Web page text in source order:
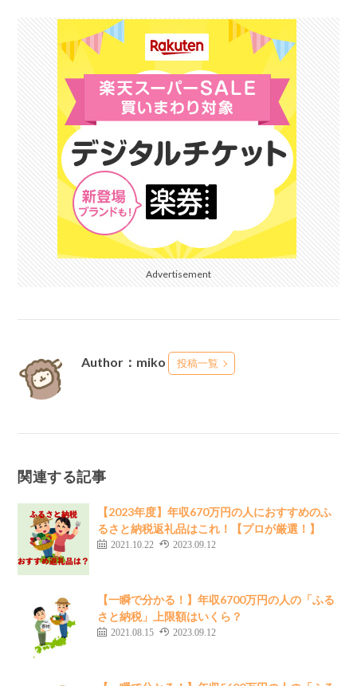
Advertisement
Author：miko 投稿一覧
関連する記事
【2023年度】年収670万円の人におすすめのふ
るさと納税返礼品はこれ！【プロが厳選！】
2021.10.22 2023.09.12
【一瞬で分かる！】年収6700万円の人の「ふる
さと納税」上限額はいくら？
2021.08.15 2023.09.12